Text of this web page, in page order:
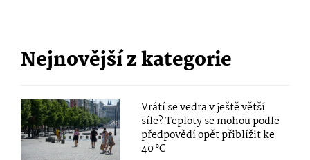
Nejnovější z kategorie
Vrátí se vedra v ještě větší
síle? Teploty se mohou podle
předpovědí opět přiblížit ke
40 °C